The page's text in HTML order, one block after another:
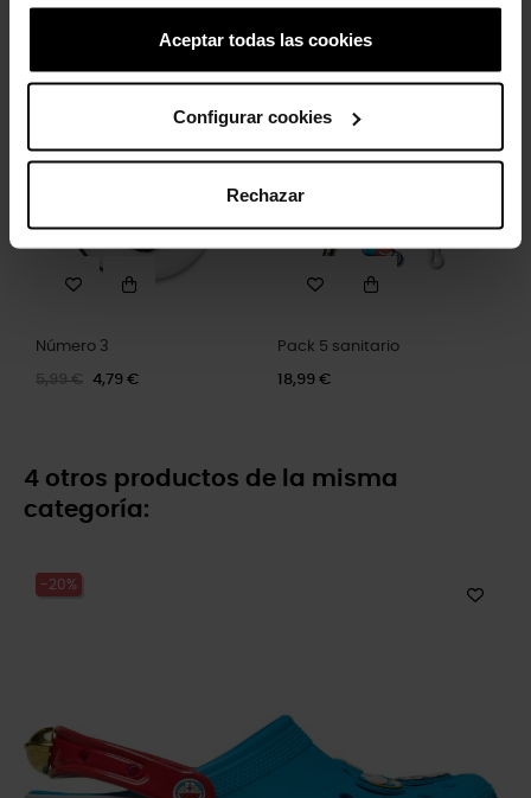
Aceptar todas las cookies
Configurar cookies
Rechazar
Pez estrella Flor de tela blanca con perla
5,99 € 4,79 €
Número 3
5,99 € 4,79 €
Pack 5 sanitario
18,99 €
4 otros productos de la misma
categoría:
-20%